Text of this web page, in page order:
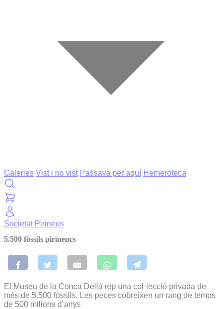
Galeries Vist i no vist Passava per aquí Hemeroteca
Societat Pirineus
5.500 fòssils pirinencs
El Museu de la Conca Dellà rep una col·lecció privada de
més de 5.500 fòssils. Les peces cobreixen un rang de temps
de 500 milions d’anys